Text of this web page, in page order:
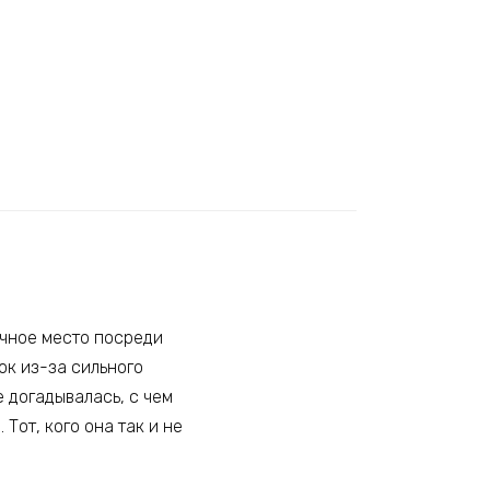
место посреди
из-за сильного
догадывалась, с чем
кого она так и не